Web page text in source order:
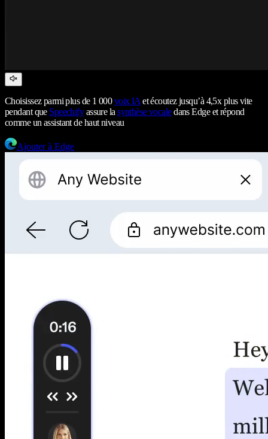
Choisissez parmi plus de 1 000voix IA et écoutez jusqu’à 4,5x plus vite
pendant que Speechifyassure lasynthèse vocaledans Edge et répond
comme un assistant de haut niveau
Ajouter à Edge